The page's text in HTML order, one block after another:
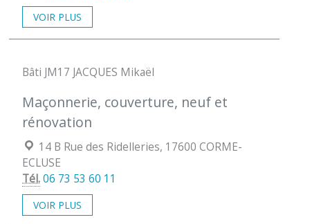
VOIR PLUS
Bâti JM17 JACQUES Mikaël
Maçonnerie, couverture, neuf et
rénovation
Localisation :
14 B Rue des Ridelleries, 17600 CORME-
ECLUSE
Tél.06 73 53 60 11
VOIR PLUS